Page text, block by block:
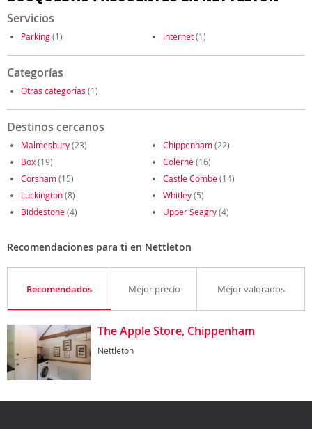
Servicios
Parking(1) Internet(1)
Categorías
Otras categorías (1)
Destinos cercanos
Malmesbury(23) Chippenham(22)
Box(19) Colerne(16)
Corsham(15) Castle Combe(14)
Luckington(8) Whitley(5)
Biddestone(4) Upper Seagry(4)
Recomendaciones para ti en Nettleton
Recomendados Mejor precio Mejor valorados
The Apple Store, Chippenham
Nettleton